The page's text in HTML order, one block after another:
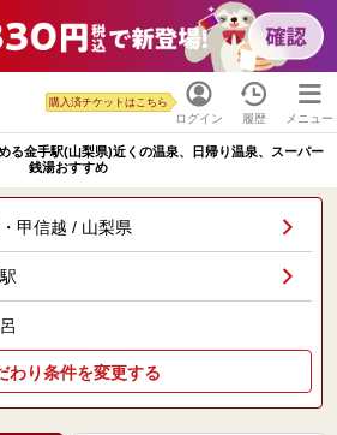
ログイン
購入済チケットはこちら
履歴 メニュー
る金手駅(山梨県)近くの温泉、日帰り温泉、スーパー
銭湯おすすめ
甲信越 / 山梨県
わり条件を変更する